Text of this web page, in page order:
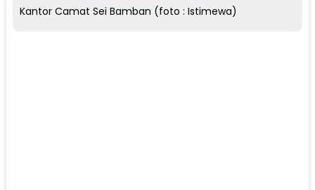
Kantor Camat Sei Bamban (foto : Istimewa)